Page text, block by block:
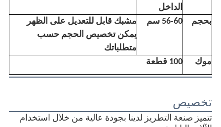
الداخل
بحجم 56-60 سم
مشبك قابل للتعديل على الظهر
يمكن تخصيص الحجم حسب
متطلباتك
موك
100 قطعة
تخصيص